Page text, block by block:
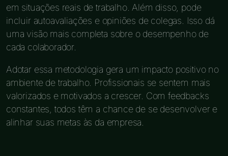
em situações reais de trabalho. Além disso, pode
incluir autoavaliações e opiniões de colegas. Isso dá
uma visão mais completa sobre o desempenho de
cada colaborador.
Adotar essa metodologia gera um impacto positivo no
ambiente de trabalho. Profissionais se sentem mais
valorizados e motivados a crescer. Com feedbacks
constantes, todos têm a chance de se desenvolver e
alinhar suas metas às da empresa.